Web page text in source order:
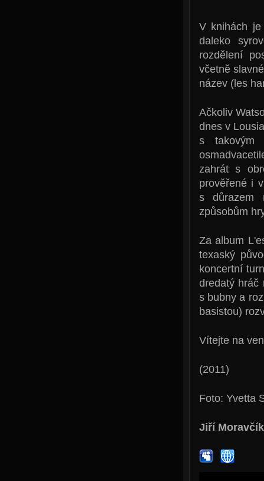
V knihách
daleko
rozdělení
včetně
název (les
Ačkoliv
dnes v
s takovým
zahrát s
prověřené i
s důrazem
způsobům
Za album
texaský
koncertní
dredatý hráč
s bubny a
basistou)
Vítejte na
(2011)
Foto: Yvetta
Jiří Moravčík